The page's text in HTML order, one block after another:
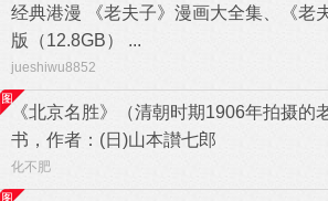
经典港漫 《老夫子》漫画大全集、《老
版（12.8GB） ...
jueshiwu8852
《北京名胜》（清朝时期1906年拍摄的
书，作者：(日)山本讃七郎
化不肥